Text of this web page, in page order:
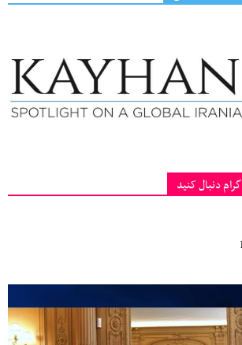
دنبال کنید